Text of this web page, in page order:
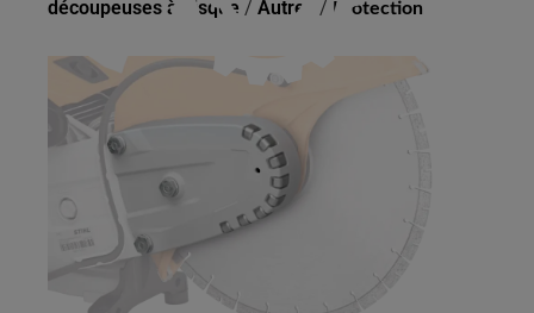
découpeuses à disque / Autres / Protection